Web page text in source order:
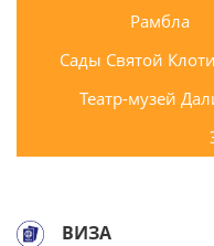
Рамбла
Сады Святой
Театр-музей
ВИЗА